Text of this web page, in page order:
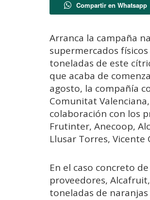
Compartir en Whatsapp
Arranca la campaña
supermercados
toneladas de este
que acaba de
agosto, la compañía
Comunitat
colaboración con los
Frutinter, Anecoop,
Llusar Torres, Vicente
En el caso concreto
proveedores,
toneladas de